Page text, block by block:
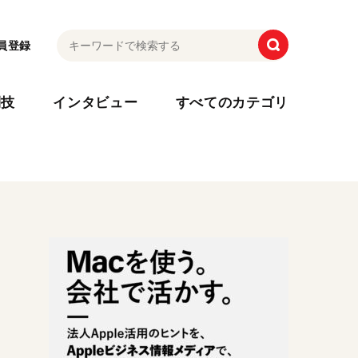
登録
インタビュー すべてのカテゴリ